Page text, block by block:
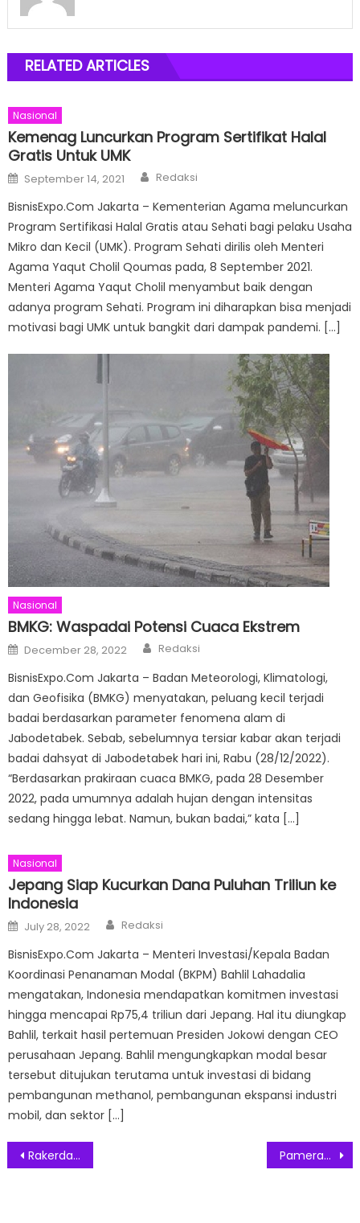
RELATED ARTICLES
Nasional
Kemenag Luncurkan Program Sertifikat Halal
Gratis Untuk UMK
Posted
on
September 14, 2021 Author
Redaksi
BisnisExpo.Com Jakarta – Kementerian Agama meluncurkan
Program Sertifikasi Halal Gratis atau Sehati bagi pelaku Usaha
Mikro dan Kecil (UMK). Program Sehati dirilis oleh Menteri
Agama Yaqut Cholil Qoumas pada, 8 September 2021.
Menteri Agama Yaqut Cholil menyambut baik dengan
adanya program Sehati. Program ini diharapkan bisa menjadi
motivasi bagi UMK untuk bangkit dari dampak pandemi. […]
Nasional
BMKG: Waspadai Potensi Cuaca Ekstrem
Posted
on
December 28, 2022 Author
Redaksi
BisnisExpo.Com Jakarta – Badan Meteorologi, Klimatologi,
dan Geofisika (BMKG) menyatakan, peluang kecil terjadi
badai berdasarkan parameter fenomena alam di
Jabodetabek. Sebab, sebelumnya tersiar kabar akan terjadi
badai dahsyat di Jabodetabek hari ini, Rabu (28/12/2022).
“Berdasarkan prakiraan cuaca BMKG, pada 28 Desember
2022, pada umumnya adalah hujan dengan intensitas
sedang hingga lebat. Namun, bukan badai,” kata […]
Nasional
Jepang Siap Kucurkan Dana Puluhan Triliun ke
Indonesia
Posted
on
July 28, 2022 Author
Redaksi
BisnisExpo.Com Jakarta – Menteri Investasi/Kepala Badan
Koordinasi Penanaman Modal (BKPM) Bahlil Lahadalia
mengatakan, Indonesia mendapatkan komitmen investasi
hingga mencapai Rp75,4 triliun dari Jepang. Hal itu diungkap
Bahlil, terkait hasil pertemuan Presiden Jokowi dengan CEO
perusahaan Jepang. Bahlil mengungkapkan modal besar
tersebut ditujukan terutama untuk investasi di bidang
pembangunan methanol, pembangunan ekspansi industri
mobil, dan sektor […]
Post
Rakerda DPD PERPINA DKI Jakarta Hadirkan Tokoh dan Perwakilan Perempuan Pemimpin Masa Depan Pameran “Dialogue of Papers” Akan Dibuka di Jakarta